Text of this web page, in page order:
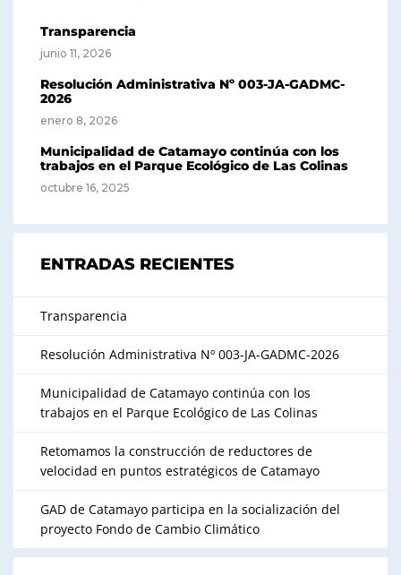
Transparencia
junio 11, 2026
Resolución Administrativa Nº 003-JA-GADMC-
2026
enero 8, 2026
Municipalidad de Catamayo continúa con los
trabajos en el Parque Ecológico de Las Colinas
octubre 16, 2025
ENTRADAS RECIENTES
Transparencia
Resolución Administrativa Nº 003-JA-GADMC-2026
Municipalidad de Catamayo continúa con los
trabajos en el Parque Ecológico de Las Colinas
Retomamos la construcción de reductores de
velocidad en puntos estratégicos de Catamayo
GAD de Catamayo participa en la socialización del
proyecto Fondo de Cambio Climático